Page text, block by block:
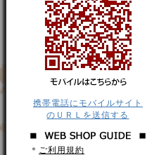
携帯電話にモバイルサイト
のＵＲＬを送信する
＊ ご利用規約